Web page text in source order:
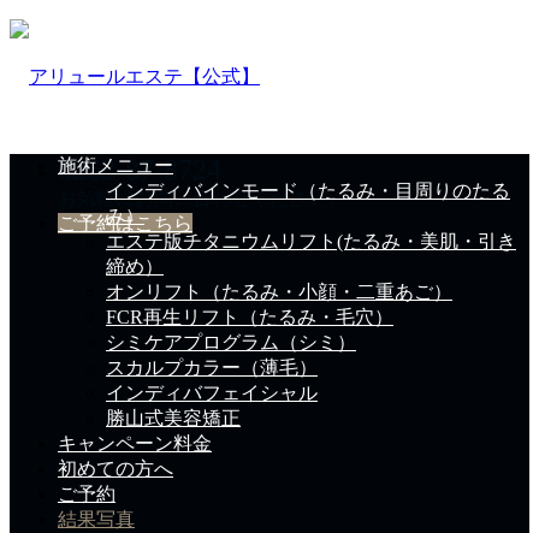
0263-87-8724
お気軽にお問い合わせください。
ご予約はこちら
施術メニュー
インディバインモード（たるみ・目周りのたる
み）
エステ版チタニウムリフト(たるみ・美肌・引き
締め）
オンリフト（たるみ・小顔・二重あご）
FCR再生リフト（たるみ・毛穴）
シミケアプログラム（シミ）
スカルプカラー（薄毛）
インディバフェイシャル
勝山式美容矯正
キャンペーン料金
初めての方へ
ご予約
結果写真